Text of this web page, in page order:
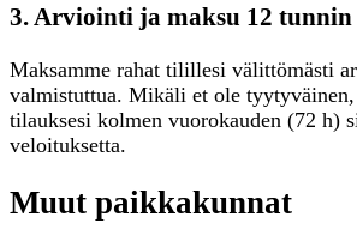
3. Arviointi ja maksu 12 tunnin
Maksamme rahat tilillesi välittömästi
valmistuttua. Mikäli et ole
tilauksesi kolmen vuorokauden (72 h)
veloituksetta.
Muut paikkakunnat